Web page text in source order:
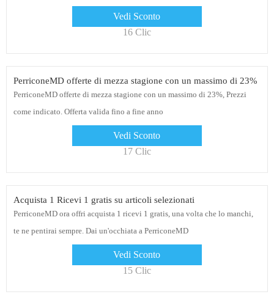
Vedi Sconto
16 Clic
PerriconeMD offerte di mezza stagione con un massimo di 23%
PerriconeMD offerte di mezza stagione con un massimo di 23%, Prezzi
come indicato. Offerta valida fino a fine anno
Vedi Sconto
17 Clic
Acquista 1 Ricevi 1 gratis su articoli selezionati
PerriconeMD ora offri acquista 1 ricevi 1 gratis, una volta che lo manchi,
te ne pentirai sempre. Dai un'occhiata a PerriconeMD
Vedi Sconto
15 Clic